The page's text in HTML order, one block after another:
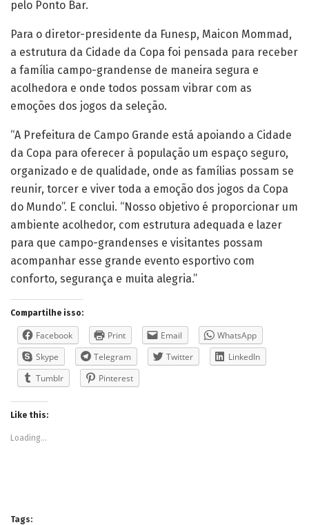
pelo Ponto Bar.
Para o diretor-presidente da Funesp, Maicon Mommad,
a estrutura da Cidade da Copa foi pensada para receber
a família campo-grandense de maneira segura e
acolhedora e onde todos possam vibrar com as
emoções dos jogos da seleção.
“A Prefeitura de Campo Grande está apoiando a Cidade
da Copa para oferecer à população um espaço seguro,
organizado e de qualidade, onde as famílias possam se
reunir, torcer e viver toda a emoção dos jogos da Copa
do Mundo”. E conclui. “Nosso objetivo é proporcionar um
ambiente acolhedor, com estrutura adequada e lazer
para que campo-grandenses e visitantes possam
acompanhar esse grande evento esportivo com
conforto, segurança e muita alegria.”
Compartilhe isso:
Facebook Print Email
WhatsApp
Skype
Telegram Twitter
LinkedIn
Tumblr
Pinterest
Like this:
Loading...
Tags: